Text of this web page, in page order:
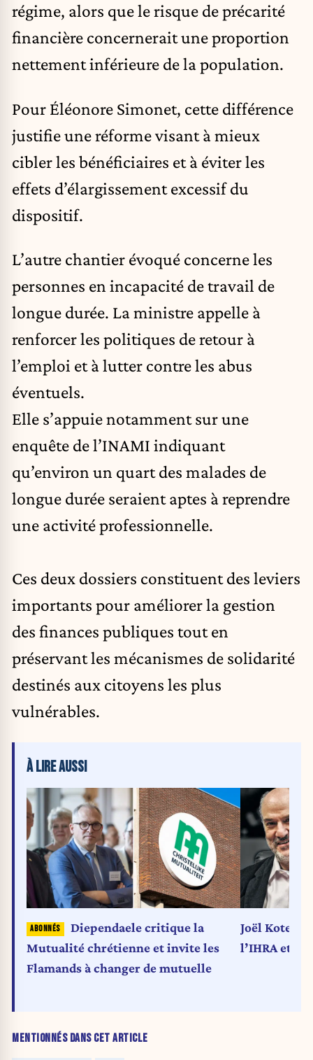
régime, alors que le risque de précarité
financière concernerait une proportion
nettement inférieure de la population.
Pour Éléonore Simonet, cette différence
justifie une réforme visant à mieux
cibler les bénéficiaires et à éviter les
effets d’élargissement excessif du
dispositif.
L’autre chantier évoqué concerne les
personnes en incapacité de travail de
longue durée. La ministre appelle à
renforcer les politiques de retour à
l’emploi et à lutter contre les abus
éventuels.
Elle s’appuie notamment sur une
enquête de l’INAMI indiquant
qu’environ un quart des malades de
longue durée seraient aptes à reprendre
une activité professionnelle.
Ces deux dossiers constituent des leviers
importants pour améliorer la gestion
des finances publiques tout en
préservant les mécanismes de solidarité
destinés aux citoyens les plus
vulnérables.
MENTIONNÉS DANS CET ARTICLE
À LIRE AUSSI
Diependaele critique la
Mutualité chrétienne et invite les
Flamands à changer de mutuelle
Joël Kotek
l’IHRA et